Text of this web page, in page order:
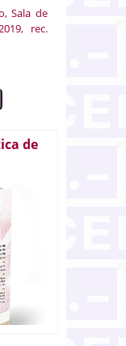
Sala de
rec.
de